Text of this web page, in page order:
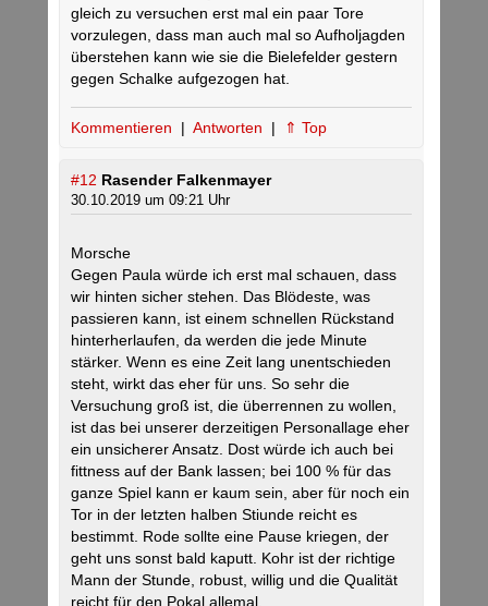
gleich zu versuchen erst mal ein paar Tore
vorzulegen, dass man auch mal so Aufholjagden
überstehen kann wie sie die Bielefelder gestern
gegen Schalke aufgezogen hat.
Kommentieren | Antworten | ⇑ Top
#12 Rasender Falkenmayer
30.10.2019 um 09:21 Uhr
Morsche
Gegen Paula würde ich erst mal schauen, dass
wir hinten sicher stehen. Das Blödeste, was
passieren kann, ist einem schnellen Rückstand
hinterherlaufen, da werden die jede Minute
stärker. Wenn es eine Zeit lang unentschieden
steht, wirkt das eher für uns. So sehr die
Versuchung groß ist, die überrennen zu wollen,
ist das bei unserer derzeitigen Personallage eher
ein unsicherer Ansatz. Dost würde ich auch bei
fittness auf der Bank lassen; bei 100 % für das
ganze Spiel kann er kaum sein, aber für noch ein
Tor in der letzten halben Stiunde reicht es
bestimmt. Rode sollte eine Pause kriegen, der
geht uns sonst bald kaputt. Kohr ist der richtige
Mann der Stunde, robust, willig und die Qualität
reicht für den Pokal allemal.